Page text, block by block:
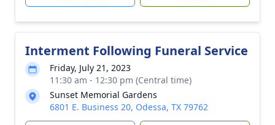
Interment Following Funeral Service
Friday, July 21, 2023
11:30 am - 12:30 pm (Central time)
Sunset Memorial Gardens
6801 E. Business 20, Odessa, TX 79762